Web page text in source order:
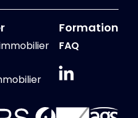
Formation
FAQ